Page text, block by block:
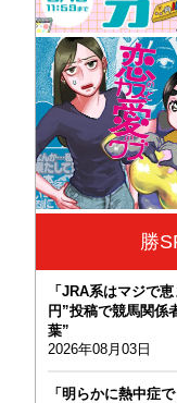
勝
「JRA系はマジで
円”投稿で競馬関係
葉”
2026年08月03日
「明らかに熱中症